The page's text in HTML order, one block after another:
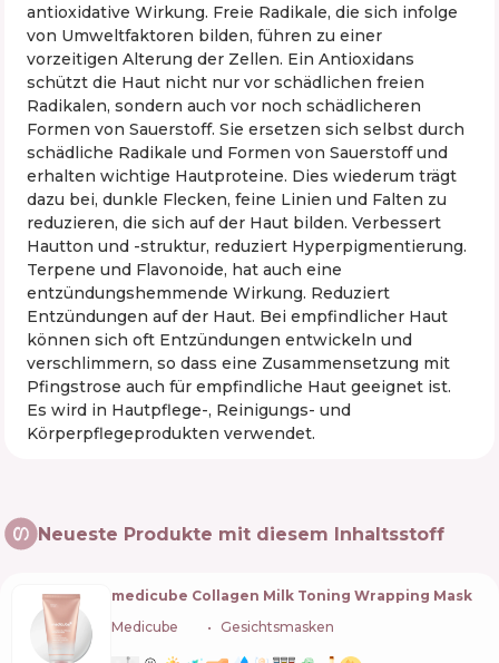
antioxidative Wirkung. Freie Radikale, die sich infolge
von Umweltfaktoren bilden, führen zu einer
vorzeitigen Alterung der Zellen. Ein Antioxidans
schützt die Haut nicht nur vor schädlichen freien
Radikalen, sondern auch vor noch schädlicheren
Formen von Sauerstoff. Sie ersetzen sich selbst durch
schädliche Radikale und Formen von Sauerstoff und
erhalten wichtige Hautproteine. Dies wiederum trägt
dazu bei, dunkle Flecken, feine Linien und Falten zu
reduzieren, die sich auf der Haut bilden. Verbessert
Hautton und -struktur, reduziert Hyperpigmentierung.
Terpene und Flavonoide, hat auch eine
entzündungshemmende Wirkung. Reduziert
Entzündungen auf der Haut. Bei empfindlicher Haut
können sich oft Entzündungen entwickeln und
verschlimmern, so dass eine Zusammensetzung mit
Pfingstrose auch für empfindliche Haut geeignet ist.
Es wird in Hautpflege-, Reinigungs- und
Körperpflegeprodukten verwendet.
Neueste Produkte mit diesem Inhaltsstoff
medicube Collagen Milk Toning Wrapping Mask
Medicube
Gesichtsmasken